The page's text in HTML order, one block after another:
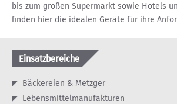
bis zum großen Supermarkt sowie Hotels
finden hier die idealen Geräte für ihre
Einsatzbereiche
Bäckereien & Metzger
Lebensmittelmanufakturen